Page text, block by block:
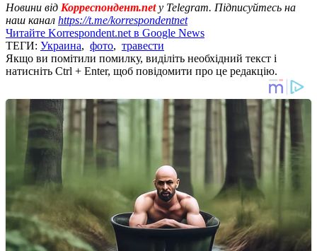
Новини від Корреспондент.netу Telegram. Підписуйтесь на
наш канал https://t.me/korrespondentnet
Читайте Korrespondent.net в Google News
ТЕГИ: Украина, фото, травести
Якщо ви помітили помилку, виділіть необхідний текст і
натисніть Ctrl + Enter, щоб повідомити про це редакцію.